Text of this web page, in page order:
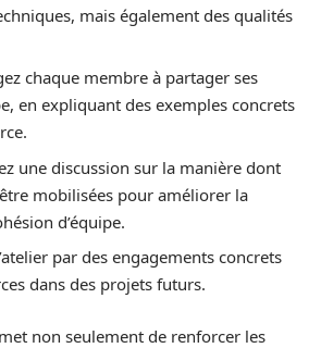
mais également des qualités
chaque membre à partager ses
en expliquant des exemples concrets
une discussion sur la manière dont
mobilisées pour améliorer la
d’équipe.
par des engagements concrets
dans des projets futurs.
non seulement de renforcer les